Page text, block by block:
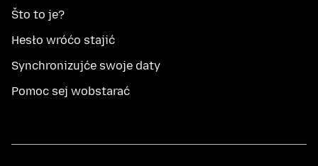
Što to je?
Hesło wróćo stajić
Synchronizujće swoje daty
Pomoc sej wobstarać